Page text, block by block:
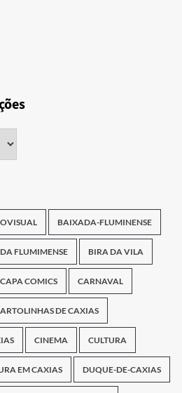
BAIXADA-FLUMINENSE
FLUMIMENSE BIRA DA VILA
CAPA COMICS CARNAVAL
DE CAXIAS
CINEMA CULTURA
EM CAXIAS DUQUE-DE-CAXIAS